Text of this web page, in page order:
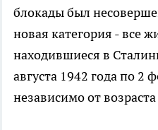
блокады был
новая категория - все
находившиеся в
августа 1942 года по 2
независимо от